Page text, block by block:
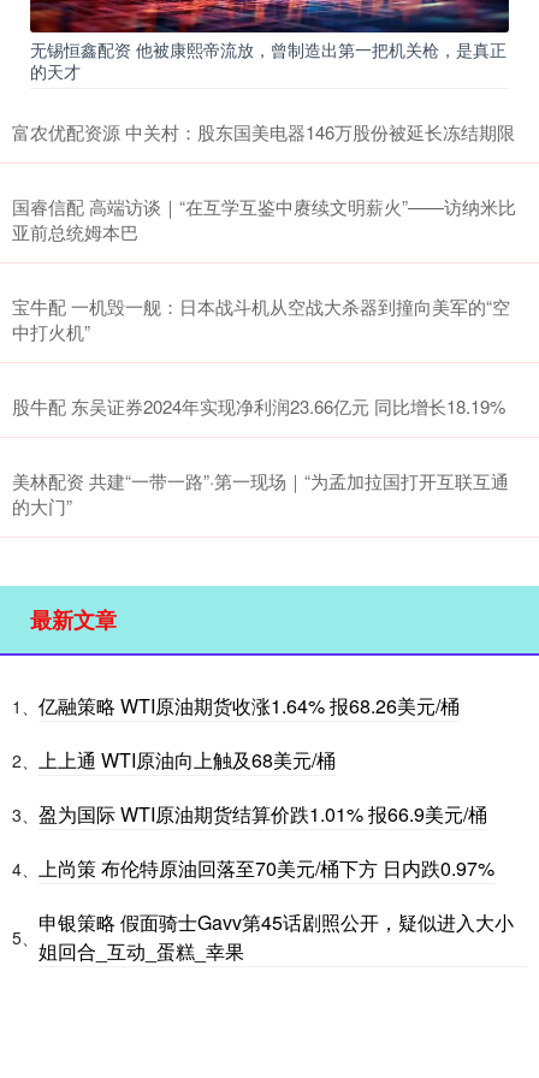
无锡恒鑫配资 他被康熙帝流放，曾制造出第一把机关枪，是真正
的天才
富农优配资源 中关村：股东国美电器146万股份被延长冻结期限
国睿信配 高端访谈｜“在互学互鉴中赓续文明薪火”——访纳米比
亚前总统姆本巴
宝牛配 一机毁一舰：日本战斗机从空战大杀器到撞向美军的“空
中打火机”
股牛配 东吴证券2024年实现净利润23.66亿元 同比增长18.19%
美林配资 共建“一带一路”·第一现场｜“为孟加拉国打开互联互通
的大门”
最新文章
1、 亿融策略 WTI原油期货收涨1.64% 报68.26美元/桶
2、 上上通 WTI原油向上触及68美元/桶
3、 盈为国际 WTI原油期货结算价跌1.01% 报66.9美元/桶
4、 上尚策 布伦特原油回落至70美元/桶下方 日内跌0.97%
5、
申银策略 假面骑士Gavv第45话剧照公开，疑似进入大小
姐回合_互动_蛋糕_幸果